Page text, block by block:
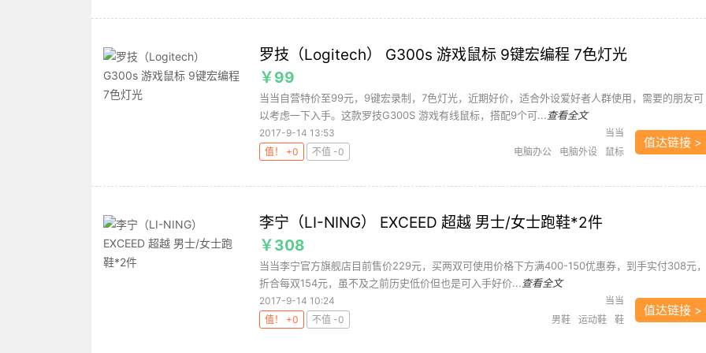
罗技（Logitech） G300s 游戏鼠标 9键宏编程 7色灯光
￥99
当当自营特价至99元，9键宏录制，7色灯光，近期好价，适合外设爱好者人群使用，需要的朋友可
以考虑一下入手。这款罗技G300S 游戏有线鼠标，搭配9个可... 查看全文
2017-9-14 13:53
当当
值！ +0
不值 -0 电脑办公 电脑外设 鼠标
值达链接 >
李宁（LI-NING） EXCEED 超越 男士/女士跑鞋*2件
￥308
当当李宁官方旗舰店目前售价229元，买两双可使用价格下方满400-150优惠券，到手实付308元，
折合每双154元，虽不及之前历史低价但也是可入手好价... 查看全文
2017-9-14 10:24
当当
值！ +0
不值 -0 男鞋 运动鞋 鞋
值达链接 >